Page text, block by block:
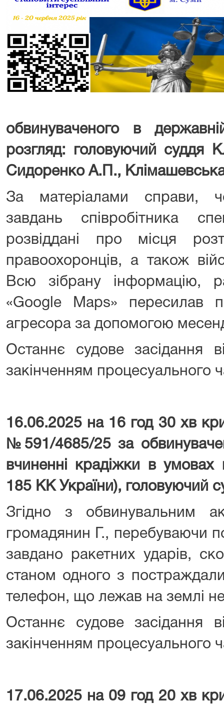
обвинуваченого в
розгляд: головуючий суддя
Сидоренко А.П.,
За матеріалами справи,
завдань співробітника
розвіддані про місця
правоохоронців, а також
Всю зібрану інформацію,
«Google Maps» пересилав
агресора за допомогою
Останнє судове засідання
закінченням процесуального
16.06.2025 на 16 год 30 хв
№591/4685/25 за
вчиненні крадіжки в умовах
185 КК України), головуючий
Згідно з обвинувальним
громадянин Г., перебуваючи
завдано ракетних ударів,
станом одного з
телефон, що лежав на землі
Останнє судове засідання
закінченням процесуального
17.06.2025 на 09 год 20 хв